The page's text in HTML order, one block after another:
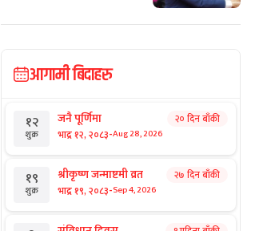
आगामी बिदाहरु
१२
शुक्र
जनै पूर्णिमा
भाद्र १२, २०८३-Aug 28, 2026
२० दिन बाँकी
१९
शुक्र
श्रीकृष्ण जन्माष्टमी व्रत
भाद्र १९, २०८३-Sep 4, 2026
२७ दिन बाँकी